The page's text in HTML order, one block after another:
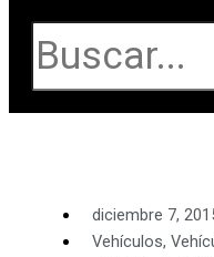
diciembre 7,
Vehículos,